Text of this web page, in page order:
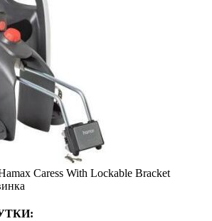
Caress With Lockable Bracket